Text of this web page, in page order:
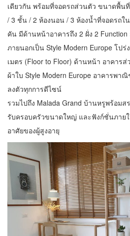
เดียวกัน พร้อมที่จอดรถส่วนตัว ขนาดพื้น
/ 3 ชั้น / 2 ห้องนอน / 3 ห้องน้ำที่จอดรถ
คัน มีด้านหน้าอาคารถึง 2 ฝั่ง 2
ภายนอกเป็น Style Modern Europe โปร่
เมตร (Floor to Floor) ด้านหน้า อาคาร
ผ้าใบ Style Modern Europe อาคารพา
ลงตัวทุกการดีไซน์
รวมไปถึง Malada Grand บ้านหรูพร้อม
รับครอบครัวขนาดใหญ่ และฟังก์ชั่นภาย
อาศัยของผู้สูงอายุ